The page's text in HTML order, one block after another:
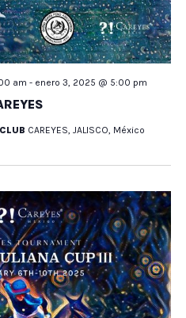
am - enero 3, 2025 @ 5:00 pm
CAREYES, JALISCO, México